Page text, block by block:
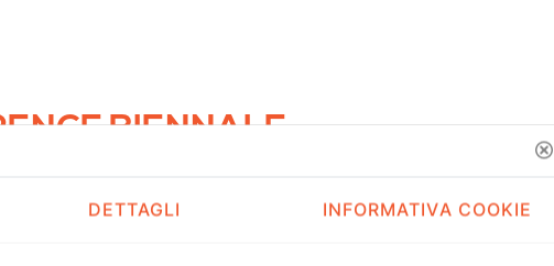
BIENNALE
DETTAGLI INFORMATIVA COOKIE